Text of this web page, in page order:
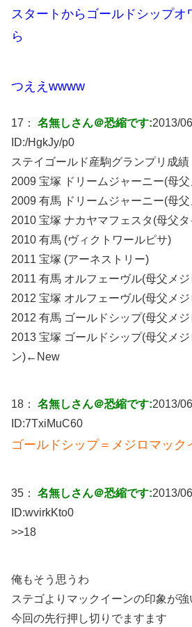
スタートからゴールドシップオ
ら
つええwwww
17： 名無しさん＠恐縮です:2013/
ID:/HgkJy/p0
ステイゴールド産駒グランプリ成績
2009 宝塚 ドリームジャーニー(母
2009 有馬 ドリームジャーニー(母
2010 宝塚 ナカヤマフェスタ(母父
2010 有馬 (ヴィクトワールピサ)
2011 宝塚 (アーネストリー)
2011 有馬 オルフェーヴル(母父メ
2012 宝塚 オルフェーヴル(母父メ
2012 有馬 ゴールドシップ(母父メ
2013 宝塚 ゴールドシップ(母父メ
ン)←New
18： 名無しさん＠恐縮です:2013/
ID:7TxiMuC60
ゴールドシップ＝メジロマック
35： 名無しさん＠恐縮です:2013/
ID:wvirkKto0
>>18
俺もそう思うわ
ステゴよりマックイーンの印象が強
今回の先行押し切りでますます